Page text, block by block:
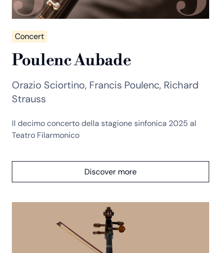
Concert
Poulenc Aubade
Orazio Sciortino, Francis Poulenc, Richard
Strauss
Il decimo concerto della stagione sinfonica 2025 al
Teatro Filarmonico
Discover more